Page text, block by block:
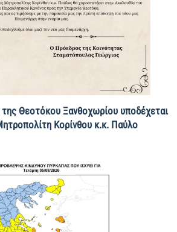
Θεοτόκου Ξανθοχωρίου υποδέχεται
Κορίνθου κ.κ. Παύλο